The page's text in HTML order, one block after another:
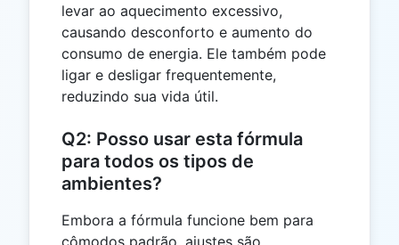
levar ao aquecimento excessivo,
causando desconforto e aumento do
consumo de energia. Ele também pode
ligar e desligar frequentemente,
reduzindo sua vida útil.
Q2: Posso usar esta fórmula
para todos os tipos de
ambientes?
Embora a fórmula funcione bem para